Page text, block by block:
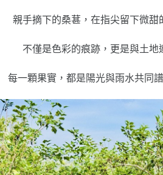
親手摘下的桑葚，在指尖留下微甜
不僅是色彩的痕跡，更是與土地
每一顆果實，都是陽光與雨水共同